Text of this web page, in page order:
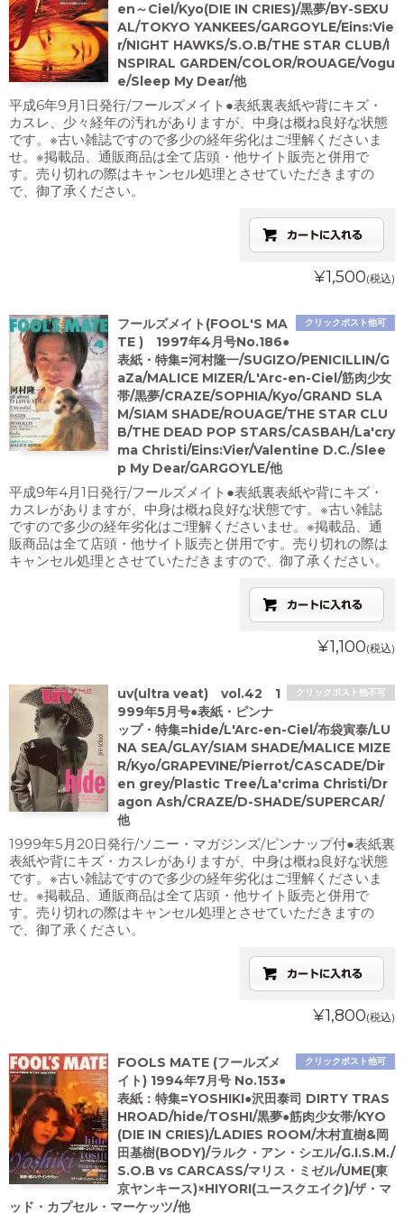
en～Ciel/Kyo(DIE IN CRIES)/黒夢/BY-SEXU
AL/TOKYO YANKEES/GARGOYLE/Eins:Vie
r/NIGHT HAWKS/S.O.B/THE STAR CLUB/I
NSPIRAL GARDEN/COLOR/ROUAGE/Vogu
e/Sleep My Dear/他
平成6年9月1日発行/フールズメイト●表紙裏表紙や背にキズ・
カスレ、少々経年の汚れがありますが、中身は概ね良好な状態
です。※古い雑誌ですので多少の経年劣化はご理解くださいま
せ。※掲載品、通販商品は全て店頭・他サイト販売と併用で
す。売り切れの際はキャンセル処理とさせていただきますの
で、御了承ください。
¥1,500(税込)
クリックポスト他可
フールズメイト(FOOL'S MA
TE ) 1997年4月号No.186●
表紙・特集=河村隆一/SUGIZO/PENICILLIN/G
aZa/MALICE MIZER/L'Arc-en-Ciel/筋肉少女
帯/黒夢/CRAZE/SOPHIA/Kyo/GRAND SLA
M/SIAM SHADE/ROUAGE/THE STAR CLU
B/THE DEAD POP STARS/CASBAH/La'cry
ma Christi/Eins:Vier/Valentine D.C./Slee
p My Dear/GARGOYLE/他
平成9年4月1日発行/フールズメイト●表紙裏表紙や背にキズ・
カスレがありますが、中身は概ね良好な状態です。※古い雑誌
ですので多少の経年劣化はご理解くださいませ。※掲載品、通
販商品は全て店頭・他サイト販売と併用です。売り切れの際は
キャンセル処理とさせていただきますので、御了承ください。
¥1,100(税込)
クリックポスト他不可
uv(ultra veat) vol.42 1
999年5月号●表紙・ピンナ
ップ・特集=hide/L'Arc-en-Ciel/布袋寅泰/LU
NA SEA/GLAY/SIAM SHADE/MALICE MIZE
R/Kyo/GRAPEVINE/Pierrot/CASCADE/Dir
en grey/Plastic Tree/La'crima Christi/Dr
agon Ash/CRAZE/D-SHADE/SUPERCAR/
他
1999年5月20日発行/ソニー・マガジンズ/ピンナップ付●表紙裏
表紙や背にキズ・カスレがありますが、中身は概ね良好な状態
です。※古い雑誌ですので多少の経年劣化はご理解くださいま
せ。※掲載品、通販商品は全て店頭・他サイト販売と併用で
す。売り切れの際はキャンセル処理とさせていただきますの
で、御了承ください。
¥1,800(税込)
クリックポスト他可
FOOLS MATE (フールズメ
イト) 1994年7月号 No.153●
表紙：特集=YOSHIKI●沢田泰司 DIRTY TRAS
HROAD/hide/TOSHI/黒夢●筋肉少女帯/KYO
(DIE IN CRIES)/LADIES ROOM/木村直樹&岡
田基樹(BODY)/ラルク・アン・シエル/G.I.S.M./
S.O.B vs CARCASS/マリス・ミゼル/UME(東
京ヤンキース)×HIYORI(ユースクエイク)/ザ・マ
ッド・カプセル・マーケッツ/他